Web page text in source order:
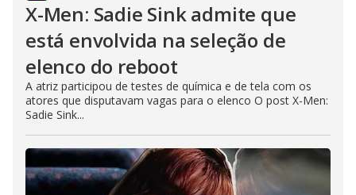
X-Men: Sadie Sink admite que
está envolvida na seleção de
elenco do reboot
A atriz participou de testes de química e de tela com os
atores que disputavam vagas para o elenco O post X-Men:
Sadie Sink...